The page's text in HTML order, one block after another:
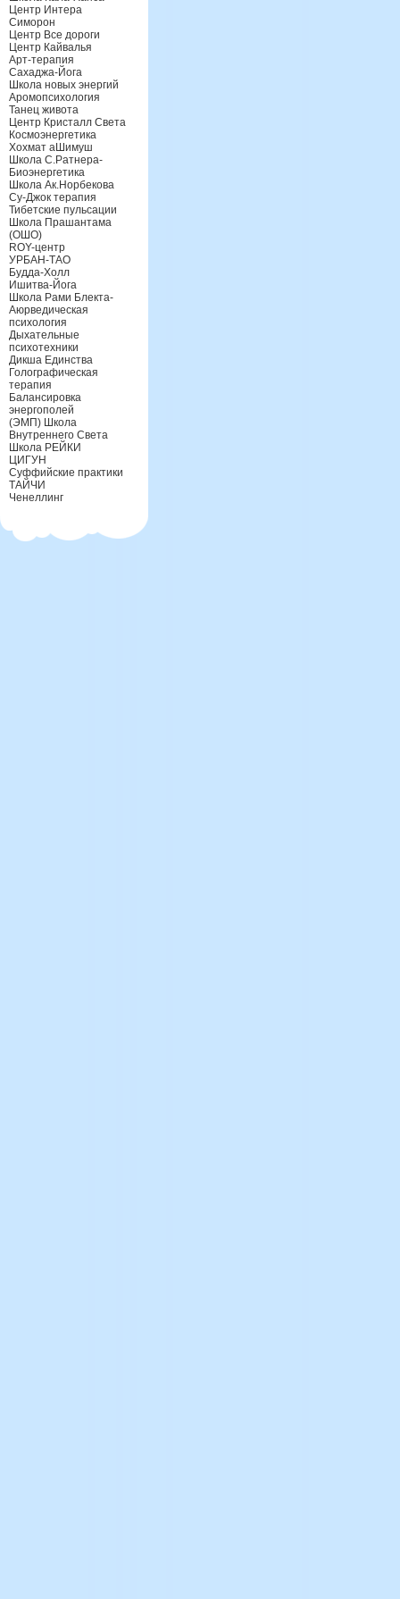
Центр Интера
Симорон
Центр Все дороги
Центр Кайвалья
Арт-терапия
Сахаджа-Йога
Школа новых энергий
Аромопсихология
Танец живота
Центр Кристалл Света
Космоэнергетика
Хохмат аШимуш
Школа С.Ратнера-
Биоэнергетика
Школа Ак.Норбекова
Су-Джок терапия
Тибетские пульсации
Школа Прашантама
(ОШО)
ROY-центр
УРБАН-ТАО
Будда-Холл
Ишитва-Йога
Школа Рами Блекта-
Аюрведическая
психология
Дыхательные
психотехники
Дикша Единства
Голографическая
терапия
Балансировка
энергополей
(ЭМП) Школа
Внутреннего Света
Школа РЕЙКИ
ЦИГУН
Суффийские практики
ТАЙЧИ
Ченеллинг